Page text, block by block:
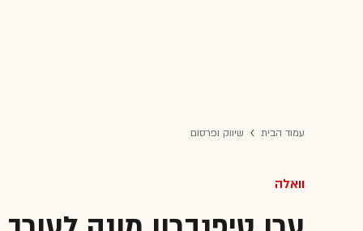
עמוד הבית שיווק ופרסום
וואלה